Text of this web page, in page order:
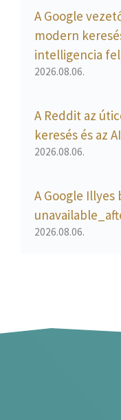
A Google
modern
intelligencia
2026.08.06.
A Reddit az
keresés és az
2026.08.06.
A Google
2026.08.06.